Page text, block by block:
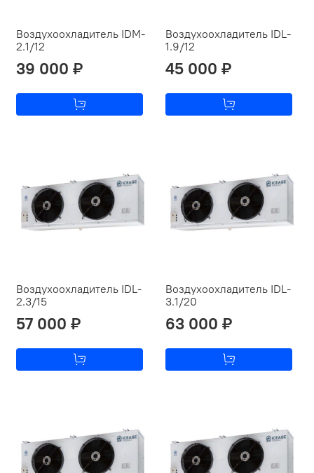
Воздухоохладитель IDM-
2.1/12
39 000 ₽
Воздухоохладитель IDL-
1.9/12
45 000 ₽
Воздухоохладитель IDL-
2.3/15
57 000 ₽
Воздухоохладитель IDL-
3.1/20
63 000 ₽